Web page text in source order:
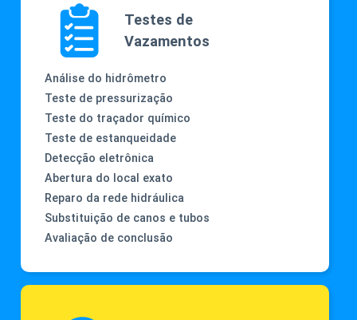
Testes de
Vazamentos
Análise do hidrômetro
Teste de pressurização
Teste do traçador químico
Teste de estanqueidade
Detecção eletrônica
Abertura do local exato
Reparo da rede hidráulica
Substituição de canos e tubos
Avaliação de conclusão